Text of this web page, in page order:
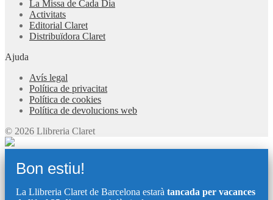
La Missa de Cada Dia
Activitats
Editorial Claret
Distribuïdora Claret
Ajuda
Avís legal
Política de privacitat
Política de cookies
Política de devolucions web
© 2026 Llibreria Claret
Bon estiu!
La Llibreria Claret de Barcelona estarà tancada per vacances